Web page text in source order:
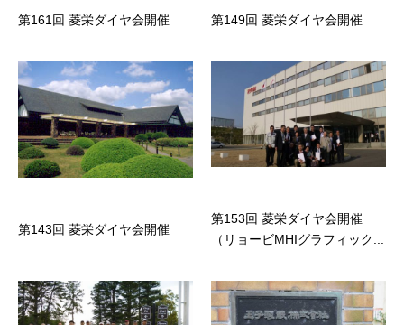
第161回 菱栄ダイヤ会開催 第149回 菱栄ダイヤ会開催
第143回 菱栄ダイヤ会開催
第153回 菱栄ダイヤ会開催
（リョービMHIグラフィック...